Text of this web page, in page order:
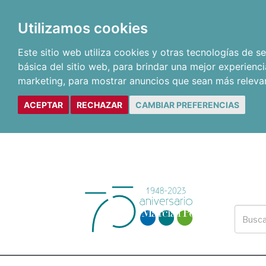
Utilizamos cookies
Este sitio web utiliza cookies y otras tecnologías de
básica del sitio web, para brindar una mejor
marketing, para mostrar anuncios que sean más
ACEPTAR RECHAZAR CAMBIAR PREFERENCIAS